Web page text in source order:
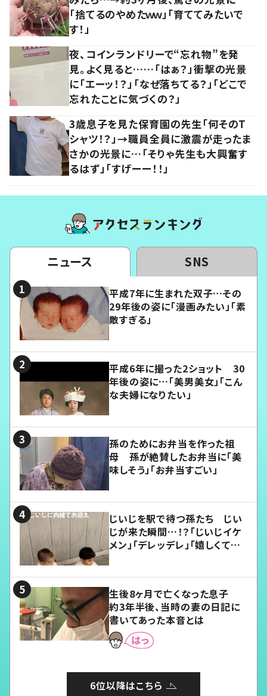
「捨てるのやめたｗｗ」「育ててみたいで
す！」
夜、コインランドリーで“忘れ物”を発
見。よく見ると……「はぁ？」衝撃の光景
に「エーッ！？」「なぜ落ちてる？」「どこで
忘れたことに気づくの？」
3歳息子を見た保育園の先生「何そのT
シャツ！？」→職員全員に激震が走ったま
さかの光景に…「そりゃ先生も大興奮す
るはず」「すげーー！！」
ニュース SNS
平成7年に生まれた双子…その
29年後の姿に「漫画みたい」「素
敵すぎる」
平成6年に撮った2ショット 30
年後の姿に…「美男美女」「こん
な夫婦になりたい」
孫のためにお弁当を作った祖
母 孫が絶賛したお弁当に「美
味しそう」「お弁当すごい」
じいじを駅で待つ孫たち じい
じが来た瞬間…！？「じいじイケ
メン」「デレッデレ」「嬉しくて可
生後8ヶ月で亡くなった息子
約3年半後、当時の妻の日記に
書いてあった本音とは
6位以降はこちら